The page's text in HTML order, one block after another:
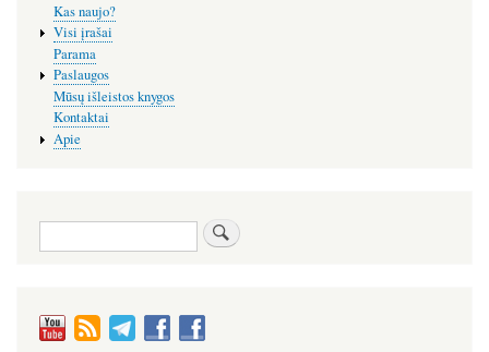
meniu
Kas naujo?
Visi įrašai
Parama
Paslaugos
Mūsų išleistos knygos
Kontaktai
Apie
Paieška